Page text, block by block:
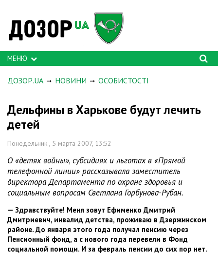
МЕНЮ
ДОЗОР.UA НОВИНИ ОСОБИСТОСТІ
Дельфины в Харькове будут лечить
детей
Понедельник , 5 марта 2007, 13:52
О «детях войны», субсидиях и льготах в «Прямой
телефонной линии» рассказывала заместитель
директора Департамента по охране здоровья и
социальным вопросам Светлана Горбунова-Рубан.
— Здравствуйте! Меня зовут Ефименко Дмитрий
Дмитриевич, инвалид детства, проживаю в Дзержинском
районе. До января этого года получал пенсию через
Пенсионный фонд, а с нового года перевели в Фонд
социальной помощи. И за февраль пенсии до сих пор нет.